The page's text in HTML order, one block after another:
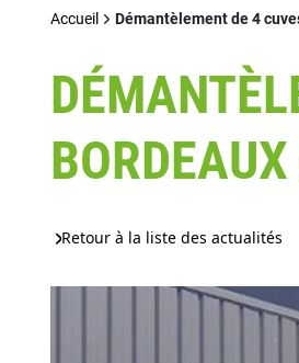
Accueil Démantèlement de 4
Retour à la liste des actualités